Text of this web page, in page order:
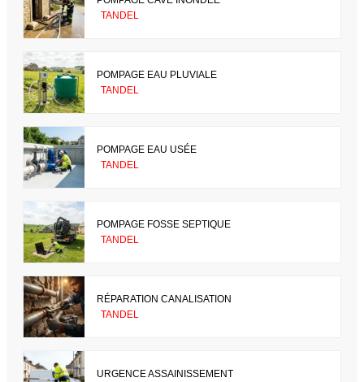
TANDEL
POMPAGE EAU PLUVIALE
TANDEL
POMPAGE EAU USÉE
TANDEL
POMPAGE FOSSE SEPTIQUE
TANDEL
RÉPARATION CANALISATION
TANDEL
URGENCE ASSAINISSEMENT